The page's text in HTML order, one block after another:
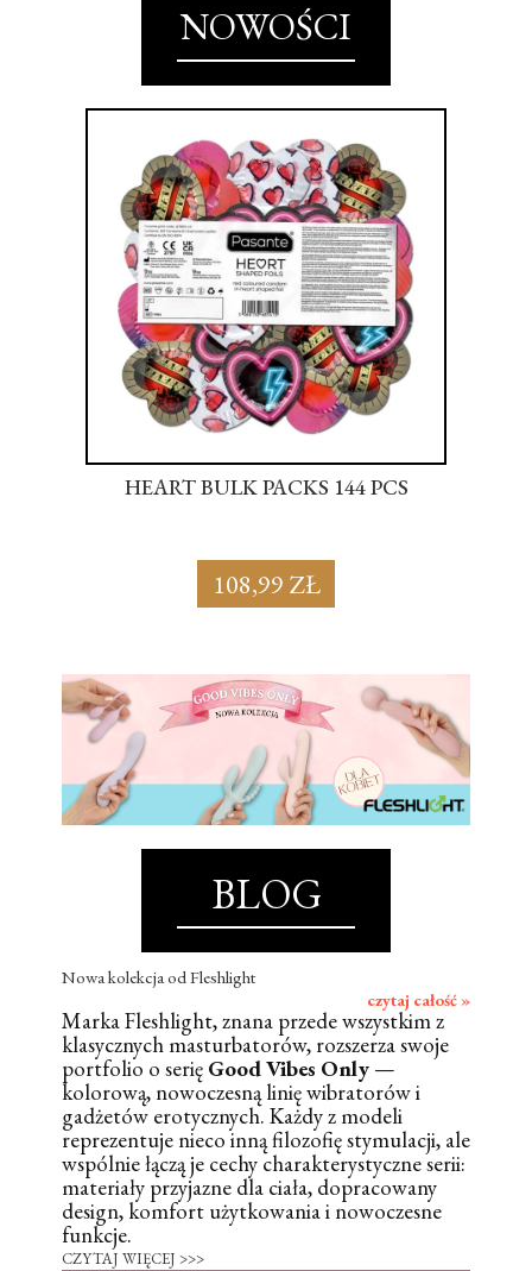
NOWOŚCI
HEART BULK PACKS 144 PCS
108,99 ZŁ
BLOG
Nowa kolekcja od Fleshlight
czytaj całość »
Marka Fleshlight, znana przede wszystkim z
klasycznych masturbatorów, rozszerza swoje
portfolio o serię Good Vibes Only —
kolorową, nowoczesną linię wibratorów i
gadżetów erotycznych. Każdy z modeli
reprezentuje nieco inną filozofię stymulacji, ale
wspólnie łączą je cechy charakterystyczne serii:
materiały przyjazne dla ciała, dopracowany
design, komfort użytkowania i nowoczesne
funkcje.
CZYTAJ WIĘCEJ >>>